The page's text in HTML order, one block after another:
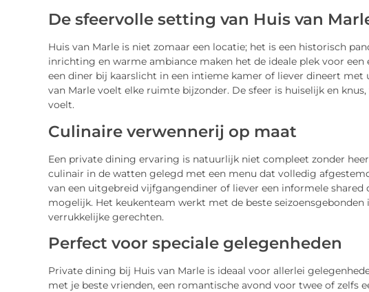
De sfeervolle setting van Huis van
Huis van Marle is niet zomaar een locatie; het is een historisch
inrichting en warme ambiance maken het de ideale plek voor een
een diner bij kaarslicht in een intieme kamer of liever dineert
van Marle voelt elke ruimte bijzonder. De sfeer is huiselijk en
voelt.
Culinaire verwennerij op maat
Een private dining ervaring is natuurlijk niet compleet zonder
culinair in de watten gelegd met een menu dat volledig
van een uitgebreid vijfgangendiner of liever een informele shared
mogelijk. Het keukenteam werkt met de beste
verrukkelijke gerechten.
Perfect voor speciale gelegenheden
Private dining bij Huis van Marle is ideaal voor allerlei
met je beste vrienden, een romantische avond voor twee of zelfs